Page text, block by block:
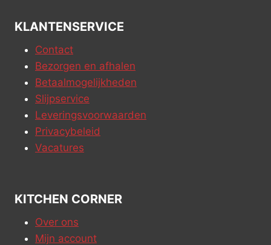
KLANTENSERVICE
Contact
Bezorgen en afhalen
Betaalmogelijkheden
Slijpservice
Leveringsvoorwaarden
Privacybeleid
Vacatures
KITCHEN CORNER
Over ons
Mijn account